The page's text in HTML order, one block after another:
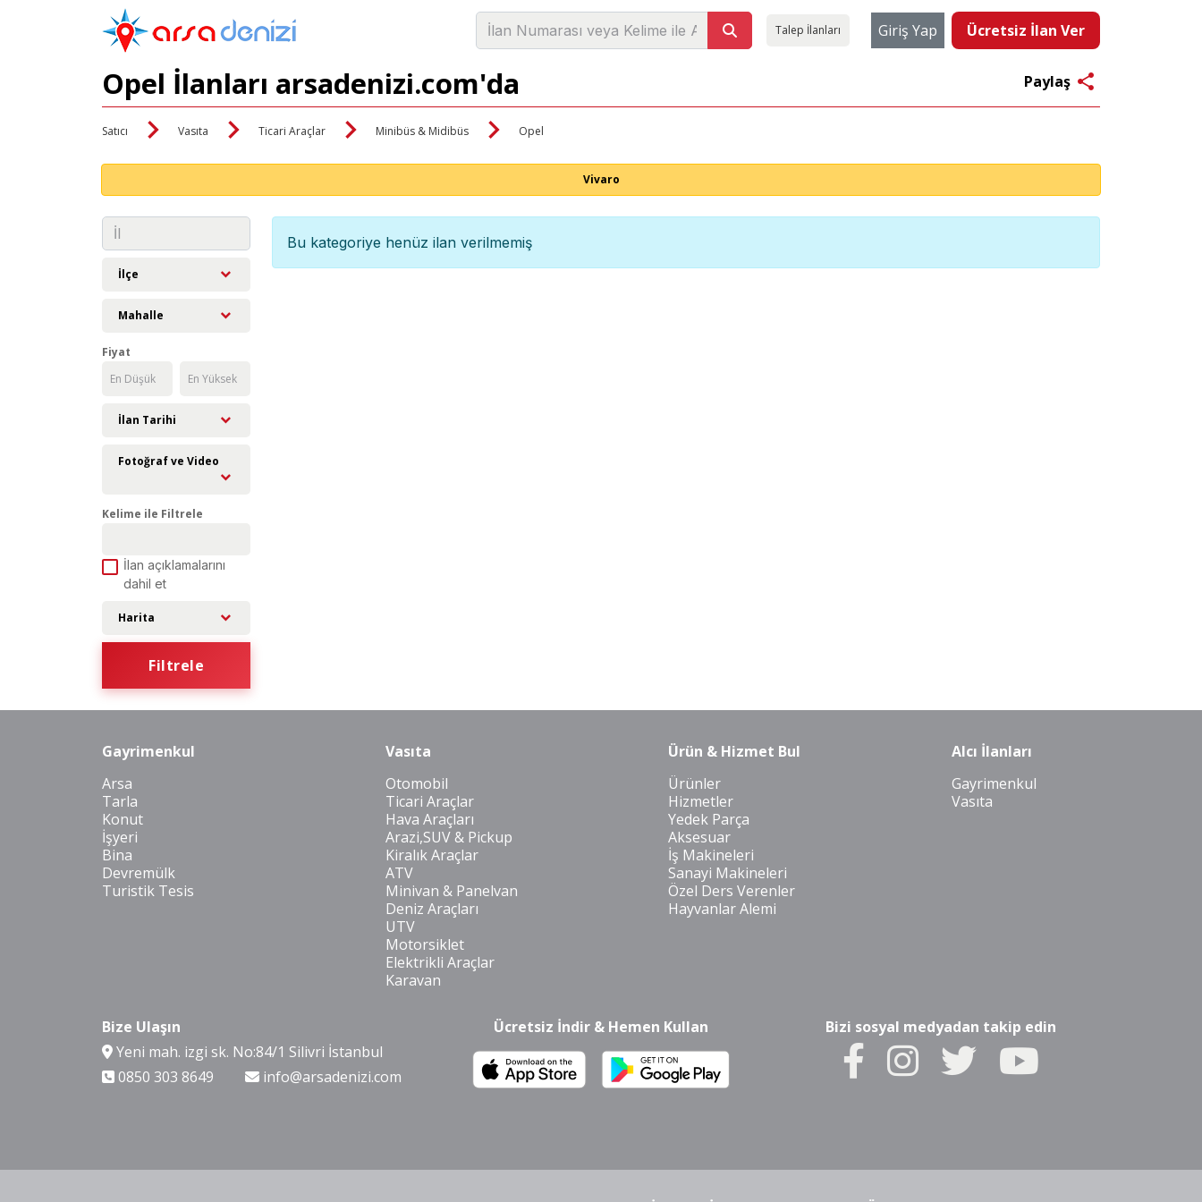
Talep İlanları Giriş Yap Ücretsiz İlan Ver
Opel İlanları arsadenizi.com'da Paylaş share
Satıcı Vasıta Ticari Araçlar Minibüs & Midibüs Opel
Vivaro
İlçe
Mahalle
Fiyat
İlan Tarihi
Fotoğraf ve Video
Kelime ile Filtrele
İlan açıklamalarını
dahil et
Harita
Filtrele
Bu kategoriye henüz ilan verilmemiş
Gayrimenkul
Arsa
Tarla
Konut
İşyeri
Bina
Devremülk
Turistik Tesis
Vasıta
Otomobil
Ticari Araçlar
Hava Araçları
Arazi,SUV & Pickup
Kiralık Araçlar
ATV
Minivan & Panelvan
Deniz Araçları
UTV
Motorsiklet
Elektrikli Araçlar
Karavan
Ürün & Hizmet Bul
Ürünler
Hizmetler
Yedek Parça
Aksesuar
İş Makineleri
Sanayi Makineleri
Özel Ders Verenler
Hayvanlar Alemi
Alcı İlanları
Gayrimenkul
Vasıta
Bize Ulaşın
Yeni mah. izgi sk. No:84/1 Silivri İstanbul
0850 303 8649
info@arsadenizi.com
Ücretsiz İndir & Hemen Kullan Bizi sosyal medyadan takip edin